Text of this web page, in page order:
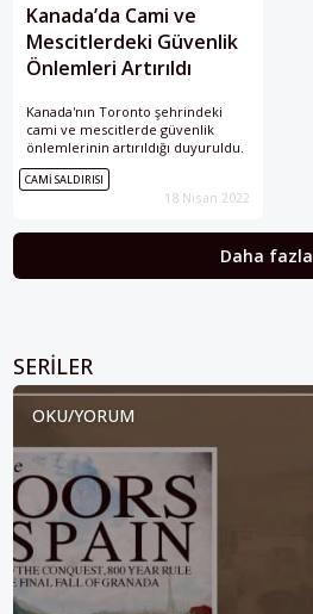
Kanada’da Cami ve
Mescitlerdeki Güvenlik
Önlemleri Artırıldı
Kanada'nın Toronto şehrindeki
cami ve mescitlerde güvenlik
önlemlerinin artırıldığı duyuruldu.
CAMI SALDIRISI
18 Nisan 2022
Daha fazla
SERILER
OKU/YORUM